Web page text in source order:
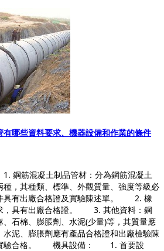
有哪些資料要求、機器設備和作業的條件
筋混凝土制品管材：分為鋼筋混凝土
種，其種類、標準、外觀質量、強度等級必
具有出廠合格證及實驗陳述單。 2. 橡
，具有出廠合格證。 3. 其他資料：鋼
石棉、膨脹劑、水泥(少量)等，其質量應
泥、膨脹劑應有產品合格證和出廠檢驗陳
實驗合格。 機具設備： 1. 首要設